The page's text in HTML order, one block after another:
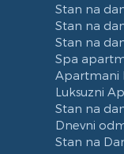
Stan na
Stan na
Stan na
Spa
Apartmani
Luksuzni
Stan na
Dnevni
Stan na